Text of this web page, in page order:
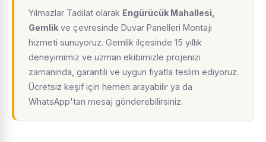
Yılmazlar Tadilat olarak Engürücük Mahallesi,
Gemlik ve çevresinde Duvar Panelleri Montajı
hizmeti sunuyoruz. Gemlik ilçesinde 15 yıllık
deneyimimiz ve uzman ekibimizle projenizi
zamanında, garantili ve uygun fiyatla teslim ediyoruz.
Ücretsiz keşif için hemen arayabilir ya da
WhatsApp'tan mesaj gönderebilirsiniz.